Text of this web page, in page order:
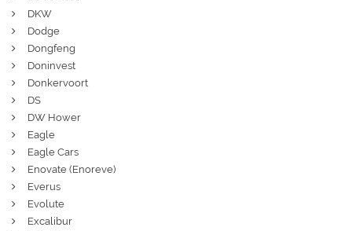
DKW
Dodge
Dongfeng
Doninvest
Donkervoort
DS
DW Hower
Eagle
Eagle Cars
Enovate (Enoreve)
Everus
Evolute
Excalibur